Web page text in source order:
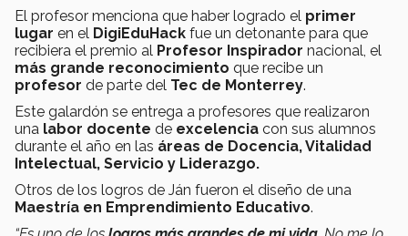
El profesor menciona que haber logrado el primer
lugar en el DigiEduHack fue un detonante para que
recibiera el premio al Profesor Inspirador nacional, el
más grande reconocimiento que recibe un
profesor de parte del Tec de Monterrey.
Este galardón se entrega a profesores que realizaron
una labor docente de excelencia con sus alumnos
durante el año en las áreas de Docencia, Vitalidad
Intelectual, Servicio y Liderazgo.
Otros de los logros de Ján fueron el diseño de una
Maestría en Emprendimiento Educativo.